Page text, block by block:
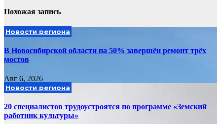
Похожая запись
Новости региона
В Новосибирской области на 50% завершён ремонт трёх
мостов
Авг 6, 2026
Новости региона
20 специалистов трудоустроятся по программе «Земский
работник культуры»